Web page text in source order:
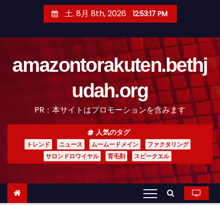
土. 8月 8th, 2026 12:53:18 PM
amazontorakuten.bethj
udah.org
PR：本サイトはプロモーションを含みます
人気のタグ
トレンド ニュース ムームードメイン
ファクタリング
サロンドロワイヤル
育毛剤 スピークエル